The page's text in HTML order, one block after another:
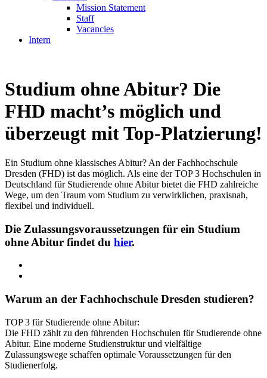
Mission Statement
Staff
Vacancies
Intern
Studium ohne Abitur? Die
FHD macht’s möglich und
überzeugt mit Top-Platzierung!
Ein Studium ohne klassisches Abitur? An der Fachhochschule
Dresden (FHD) ist das möglich. Als eine der TOP 3 Hochschulen in
Deutschland für Studierende ohne Abitur bietet die FHD zahlreiche
Wege, um den Traum vom Studium zu verwirklichen, praxisnah,
flexibel und individuell.
Die Zulassungsvoraussetzungen für ein Studium
ohne Abitur findet du hier.
Warum an der Fachhochschule Dresden studieren?
TOP 3 für Studierende ohne Abitur:
Die FHD zählt zu den führenden Hochschulen für Studierende ohne
Abitur. Eine moderne Studienstruktur und vielfältige
Zulassungswege schaffen optimale Voraussetzungen für den
Studienerfolg.